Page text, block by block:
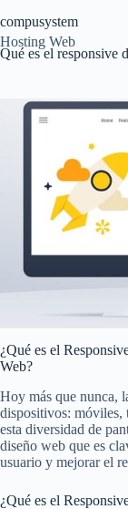
al
contenido
compusystem
Hosting Web
Qué es el responsive
¿Qué es el
Web?
Hoy más que nunca,
dispositivos: móviles,
esta diversidad de
diseño web que es
usuario y mejorar el
¿Qué es el